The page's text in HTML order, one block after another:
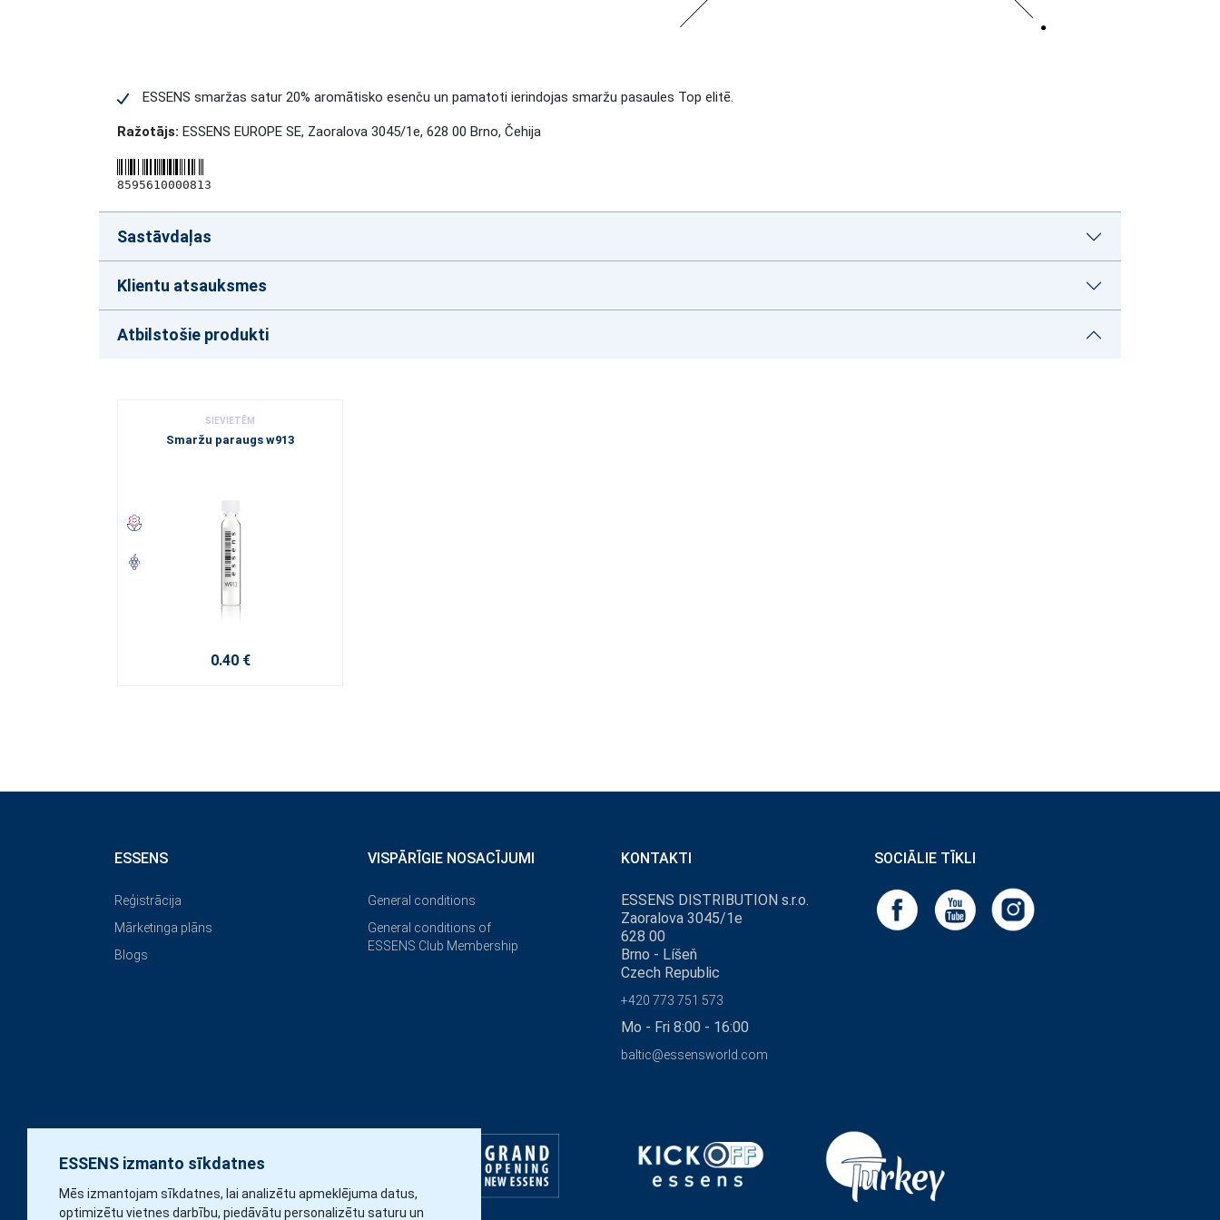
ESSENS smaržas satur 20% aromātisko esenču un pamatoti ierindojas smaržu pasaules Top elitē.
Ražotājs: ESSENS EUROPE SE, Zaoralova 3045/1e, 628 00 Brno, Čehija
8595610000813
Sastāvdaļas
Klientu atsauksmes
Atbilstošie produkti
SIEVIETĒM
Smaržu paraugs w913
0.40 €
ESSENS izmanto sīkdatnes
Mēs izmantojam sīkdatnes, lai analizētu apmeklējuma datus,
optimizētu vietnes darbību, piedāvātu personalizētu saturu un
ESSENS
Reģistrācija
Mārketinga plāns
Blogs
VISPĀRĪGIE NOSACĪJUMI
General conditions
General conditions of
ESSENS Club Membership
KONTAKTI
ESSENS DISTRIBUTION s.r.o.
Zaoralova 3045/1e
628 00
Brno - Líšeň
Czech Republic
+420 773 751 573
Mo - Fri 8:00 - 16:00
baltic@essensworld.com
SOCIĀLIE TĪKLI